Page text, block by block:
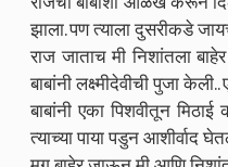
झाला. पण त्याला दुसरीकडे
राज जाताच मी निशांतला
बाबांनी लक्ष्मीदेवीची पुजा
बाबांनी एका पिशवीतून
त्याच्या पाया पडुन आशीर्वाद